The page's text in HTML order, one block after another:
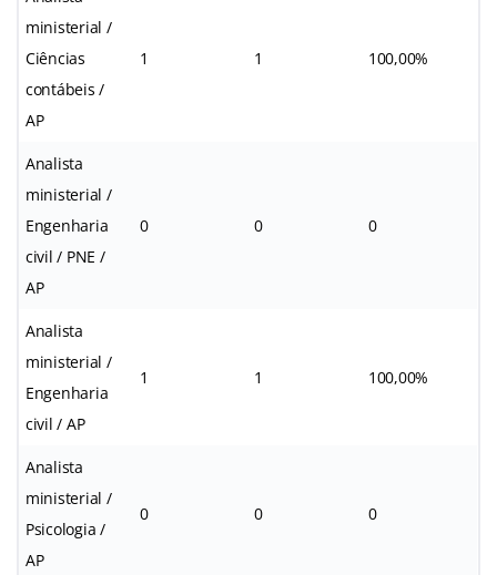
ministerial /
Ciências
contábeis /
AP
1 1 100,00%
Analista
ministerial /
Engenharia
civil / PNE /
AP
0 0 0
Analista
ministerial /
Engenharia
civil / AP
1 1 100,00%
Analista
ministerial /
Psicologia /
AP
0 0 0